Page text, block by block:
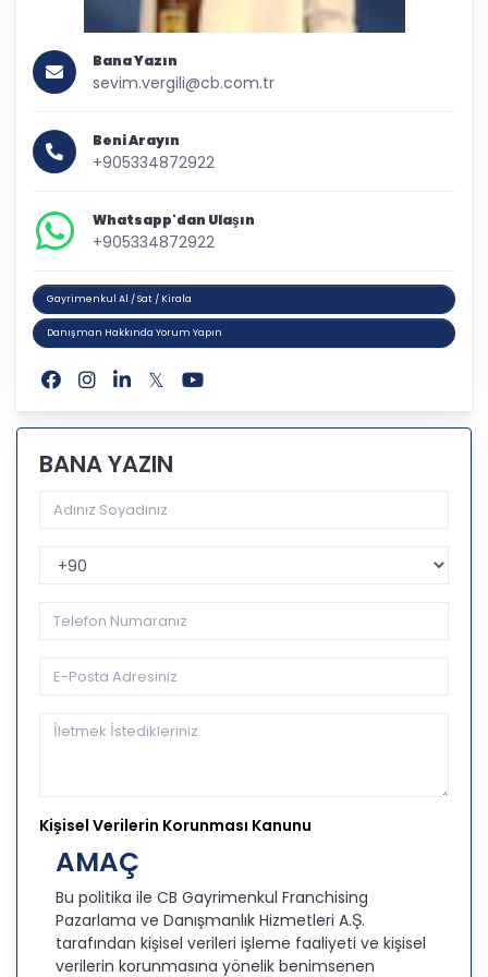
Bana Yazın
sevim.vergili@cb.com.tr
Beni Arayın
+905334872922
Whatsapp'dan Ulaşın
+905334872922
Gayrimenkul Al / Sat / Kirala
Danışman Hakkında Yorum Yapın
BANA YAZIN
Telefon Kodu
Kişisel Verilerin Korunması Kanunu
AMAÇ
Bu politika ile CB Gayrimenkul Franchising
Pazarlama ve Danışmanlık Hizmetleri A.Ş.
tarafından kişisel verileri işleme faaliyeti ve kişisel
verilerin korunmasına yönelik benimsenen